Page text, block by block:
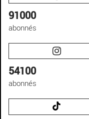
91000
abonnés
54100
abonnés